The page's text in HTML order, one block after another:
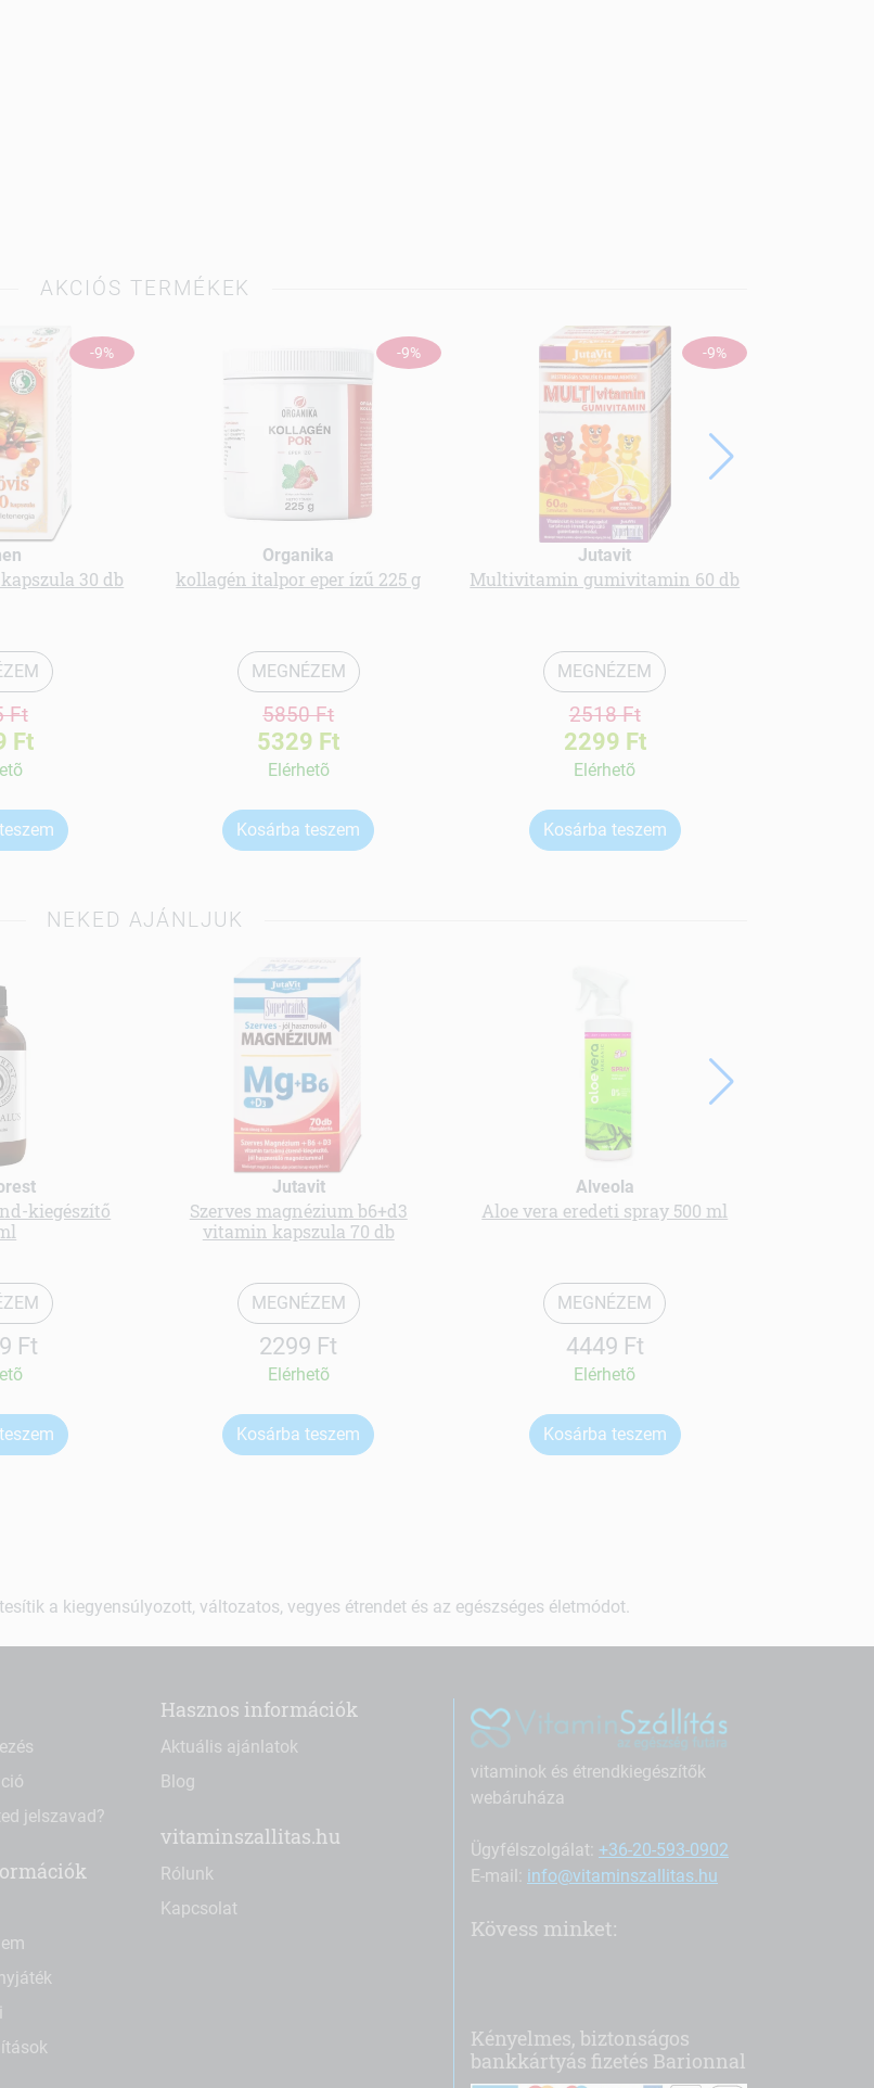
AKCIÓS TERMÉKEK
-9%
30 db
Ft
Ft
-9%
Organika
kollagén italpor eper ízű 225 g
MEGNÉZEM
5850 Ft
5329 Ft
Elérhetõ
Kosárba teszem
-9%
Jutavit
Multivitamin gumivitamin 60 db
MEGNÉZEM
2518 Ft
2299 Ft
Elérhetõ
Kosárba teszem
NEKED AJÁNLJUK
kiegészítő
Ft
Jutavit
Szerves magnézium b6+d3
vitamin kapszula 70 db
MEGNÉZEM
2299 Ft
Elérhetõ
Kosárba teszem
Alveola
Aloe vera eredeti spray 500 ml
MEGNÉZEM
4449 Ft
Elérhetõ
Kosárba teszem
a kiegyensúlyozott, változatos, vegyes étrendet és az egészséges életmódot.
jelszavad?
Hasznos információk
Aktuális ajánlatok
Blog
vitaminszallitas.hu
Rólunk
Kapcsolat
vitaminok és étrendkiegészítők
webáruháza
Ügyfélszolgálat: +36-20-593-0902
E-mail: info@vitaminszallitas.hu
Kövess minket:
Kényelmes, biztonságos
bankkártyás fizetés Barionnal